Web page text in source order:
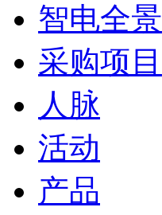
智电全景
采购项目
人脉
活动
产品